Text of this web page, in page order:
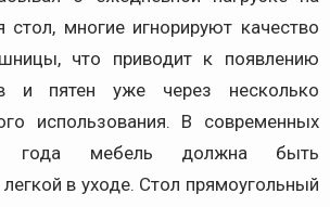
многие игнорируют качество
что приводит к появлению
и пятен уже через несколько
использования. В современных
года мебель должна быть
в уходе. Стол прямоугольный